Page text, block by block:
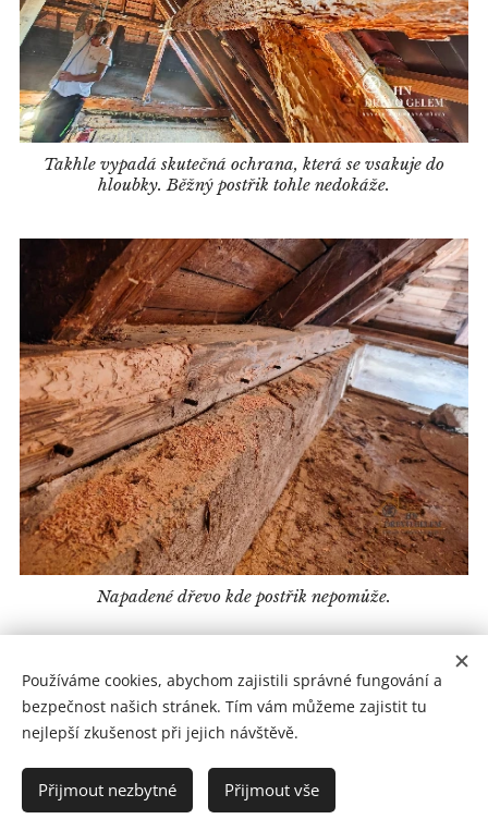
Takhle vypadá skutečná ochrana, která se vsakuje do
hloubky. Běžný postřik tohle nedokáže.
Napadené dřevo kde postřik nepomůže.
HN Dřevo gelem
Všechna práva vyhrazena 2025
Používáme cookies, abychom zajistili správné fungování a
bezpečnost našich stránek. Tím vám můžeme zajistit tu
nejlepší zkušenost při jejich návštěvě.
Přijmout nezbytné Přijmout vše